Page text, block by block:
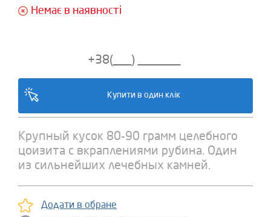
Немає в наявності
Крупный кусок 80-90 грамм целебного
цоизита с вкраплениями рубина. Один
из сильнейших лечебных камней.
Додати в обране